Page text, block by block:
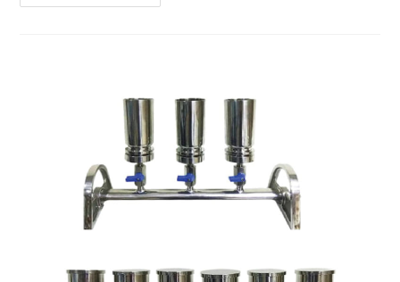
lọc
47mm,
0.45um
0.2um